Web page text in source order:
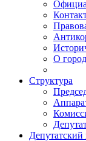
О
Структура
Депутатский